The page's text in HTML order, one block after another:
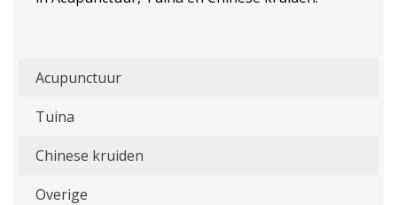
Acupunctuur
Tuina
Chinese kruiden
Overige